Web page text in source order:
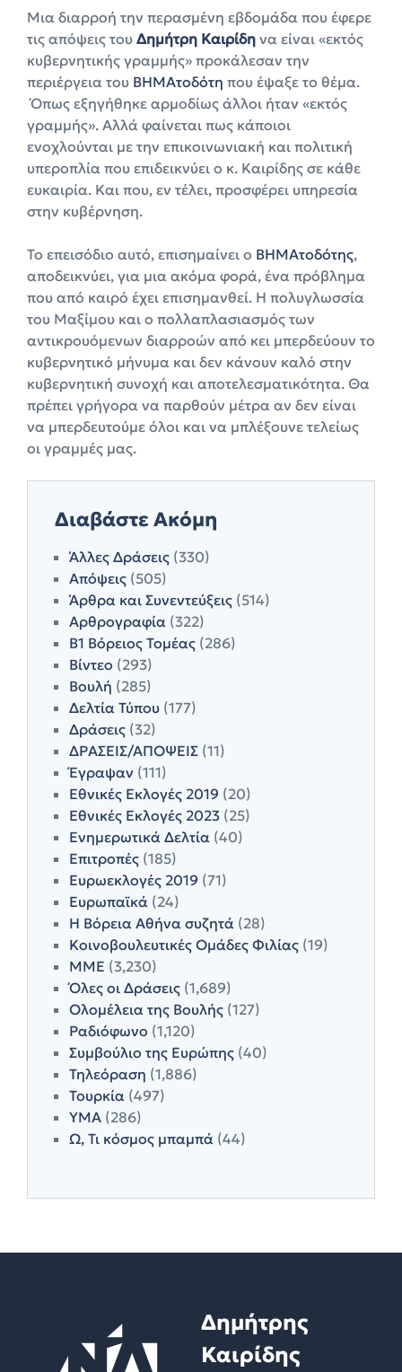
Μια διαρροή την περασμένη εβδομάδα που έφερε
τις απόψεις του Δημήτρη Καιρίδη να είναι «εκτός
κυβερνητικής γραμμής» προκάλεσαν την
περιέργεια του ΒΗΜΑτοδότη που έψαξε το θέμα.
Όπως εξηγήθηκε αρμοδίως άλλοι ήταν «εκτός
γραμμής». Αλλά φαίνεται πως κάποιοι
ενοχλούνται με την επικοινωνιακή και πολιτική
υπεροπλία που επιδεικνύει ο κ. Καιρίδης σε κάθε
ευκαιρία. Και που, εν τέλει, προσφέρει υπηρεσία
στην κυβέρνηση.
Το επεισόδιο αυτό, επισημαίνει ο ΒΗΜΑτοδότης,
αποδεικνύει, για μια ακόμα φορά, ένα πρόβλημα
που από καιρό έχει επισημανθεί. Η πολυγλωσσία
του Μαξίμου και ο πολλαπλασιασμός των
αντικρουόμενων διαρροών από κει μπερδεύουν το
κυβερνητικό μήνυμα και δεν κάνουν καλό στην
κυβερνητική συνοχή και αποτελεσματικότητα. Θα
πρέπει γρήγορα να παρθούν μέτρα αν δεν είναι
να μπερδευτούμε όλοι και να μπλέξουνε τελείως
οι γραμμές μας.
Διαβάστε Ακόμη
Άλλες Δράσεις (330)
Απόψεις (505)
Άρθρα και Συνεντεύξεις (514)
Αρθρογραφία (322)
Β1 Βόρειος Τομέας (286)
Βίντεο (293)
Βουλή (285)
Δελτία Τύπου (177)
Δράσεις (32)
ΔΡΑΣΕΙΣ/ΑΠΟΨΕΙΣ (11)
Έγραψαν (111)
Εθνικές Εκλογές 2019 (20)
Εθνικές Εκλογές 2023 (25)
Ενημερωτικά Δελτία (40)
Επιτροπές (185)
Ευρωεκλογές 2019 (71)
Ευρωπαϊκά (24)
Η Βόρεια Αθήνα συζητά (28)
Κοινοβουλευτικές Ομάδες Φιλίας (19)
ΜΜΕ (3,230)
Όλες οι Δράσεις (1,689)
Ολομέλεια της Βουλής (127)
Ραδιόφωνο (1,120)
Συμβούλιο της Ευρώπης (40)
Τηλεόραση (1,886)
Τουρκία (497)
ΥΜΑ (286)
Ω, Τι κόσμος μπαμπά (44)
Δημήτρης
Καιρίδης